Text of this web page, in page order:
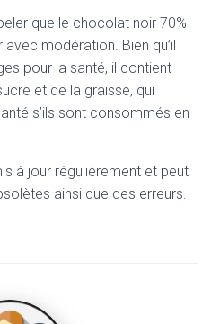
que le chocolat noir 70%
modération. Bien qu’il
pour la santé, il contient
et de la graisse, qui
s’ils sont consommés en
à jour régulièrement et peut
ainsi que des erreurs.